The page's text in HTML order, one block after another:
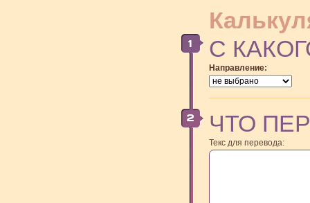
С
Направление:
ЧТО
Текс для перевода: